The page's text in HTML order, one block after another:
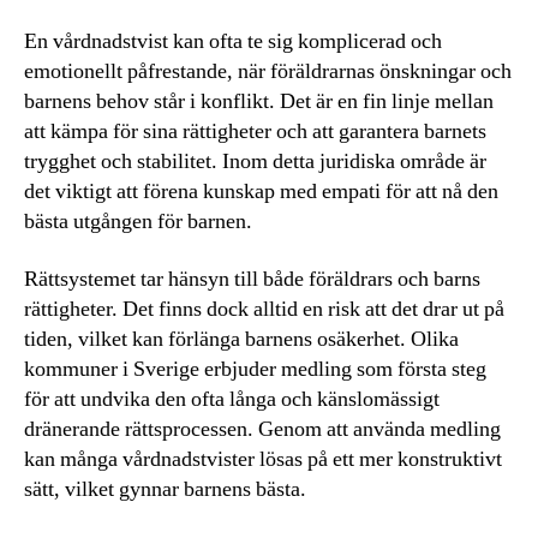
En vårdnadstvist kan ofta te sig komplicerad och
emotionellt påfrestande, när föräldrarnas önskningar och
barnens behov står i konflikt. Det är en fin linje mellan
att kämpa för sina rättigheter och att garantera barnets
trygghet och stabilitet. Inom detta juridiska område är
det viktigt att förena kunskap med empati för att nå den
bästa utgången för barnen.
Rättsystemet tar hänsyn till både föräldrars och barns
rättigheter. Det finns dock alltid en risk att det drar ut på
tiden, vilket kan förlänga barnens osäkerhet. Olika
kommuner i Sverige erbjuder medling som första steg
för att undvika den ofta långa och känslomässigt
dränerande rättsprocessen. Genom att använda medling
kan många vårdnadstvister lösas på ett mer konstruktivt
sätt, vilket gynnar barnens bästa.